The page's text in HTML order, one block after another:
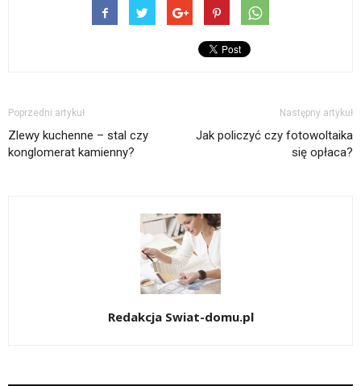
Poprzedni artykuł
Zlewy kuchenne – stal czy
konglomerat kamienny?
Następny artykuł
Jak policzyć czy fotowoltaika
się opłaca?
Redakcja Swiat-domu.pl